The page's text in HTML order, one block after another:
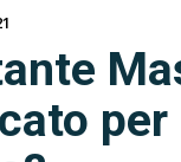
per